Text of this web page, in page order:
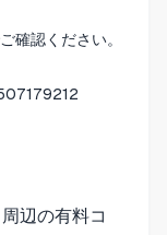
確認ください。
辺の有料コ